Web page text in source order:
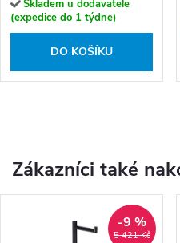
Skladem u dodavatele
(expedice do 1 týdne)
DO KOŠÍKU
Zákazníci také
5 421 Kč
-9 %